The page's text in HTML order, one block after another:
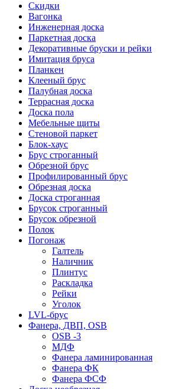
Скидки
Вагонка
Инженерная доска
Паркетная доска
Декоративные бруски и рейки
Имитация бруса
Планкен
Клееный брус
Палубная доска
Террасная доска
Доска пола
Мебельные щиты
Стеновой паркет
Блок-хаус
Брус строганный
Обрезной брус
Профилированный брус
Обрезная доска
Доска строганная
Брусок строганный
Брусок обрезной
Полок
Погонаж
Галтель
Наличник
Плинтус
Раскладка
Рейки
Уголок
LVL-брус
Фанера, ДВП, OSB
OSB -3
МДФ
Фанера ламинированная
Фанера ФК
Фанера ФСФ